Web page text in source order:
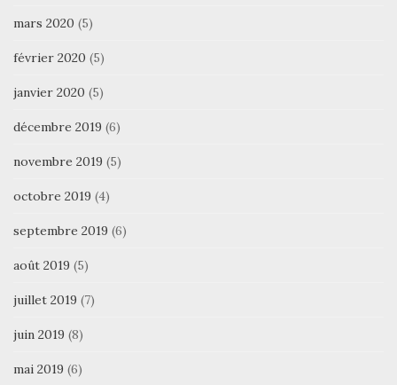
mars 2020 (5)
février 2020 (5)
janvier 2020 (5)
décembre 2019 (6)
novembre 2019 (5)
octobre 2019 (4)
septembre 2019 (6)
août 2019 (5)
juillet 2019 (7)
juin 2019 (8)
mai 2019 (6)